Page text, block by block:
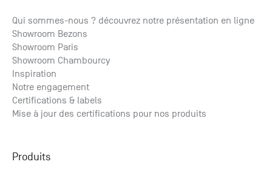
Qui sommes-nous ? découvrez notre présentation en ligne
Showroom Bezons
Showroom Paris
Showroom Chambourcy
Inspiration
Notre engagement
Certifications & labels
Mise à jour des certifications pour nos produits
Produits